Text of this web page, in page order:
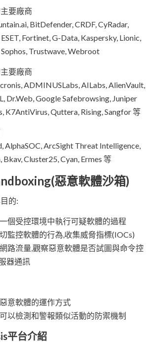
要廠商
BitDefender, CRDF, CyRadar,
Fortinet, G-Data, Kaspersky, Lionic,
Trustwave, Webroot
要廠商
ADMINUSLabs, AILabs, AlienVault,
Dr.Web, Google Safebrowsing, Juniper
K7AntiVirus, Quttera, Rising, Sangfor 等
AlphaSOC, ArcSight Threat Intelligence,
Bkav, Cluster25, Cyan, Ermes 等
惡意軟體沙箱)
的:
個受控環境中執行可疑軟體的過程
監控軟體的行為,收集威脅指標(IOCs)
路流量,觀察惡意軟體是否試圖與命令控
器通訊
意軟體的運作方式
以檢測和警報類似活動的防禦機制
平台介紹